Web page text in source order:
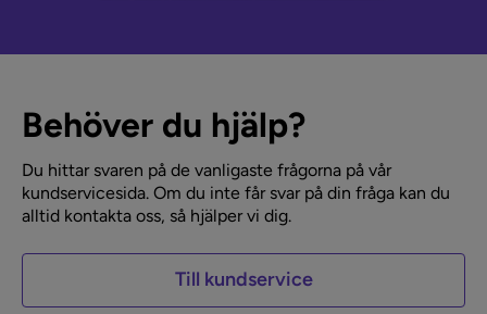
Behöver du hjälp?
Du hittar svaren på de vanligaste frågorna på vår
kundservicesida. Om du inte får svar på din fråga kan du
alltid kontakta oss, så hjälper vi dig.
Till kundservice